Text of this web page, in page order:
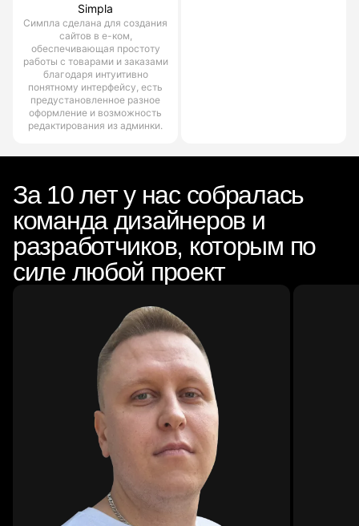
Simpla
Симпла сделана для создания
сайтов в е-ком,
обеспечивающая простоту
работы с товарами и заказами
благодаря интуитивно
понятному интерфейсу, есть
предустановленное разное
оформление и возможность
редактирования из админки.
За 10 лет у нас собралась
команда дизайнеров и
разработчиков, которым по
силе любой проект